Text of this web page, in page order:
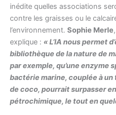
inédite quelles associations
contre les graisses ou le
l’environnement. Sophie Merle
explique : « L’IA nous permet
bibliothèque de la nature de
par exemple, qu’une enzyme
bactérie marine, couplée à
de coco, pourrait surpasser
pétrochimique, le tout en